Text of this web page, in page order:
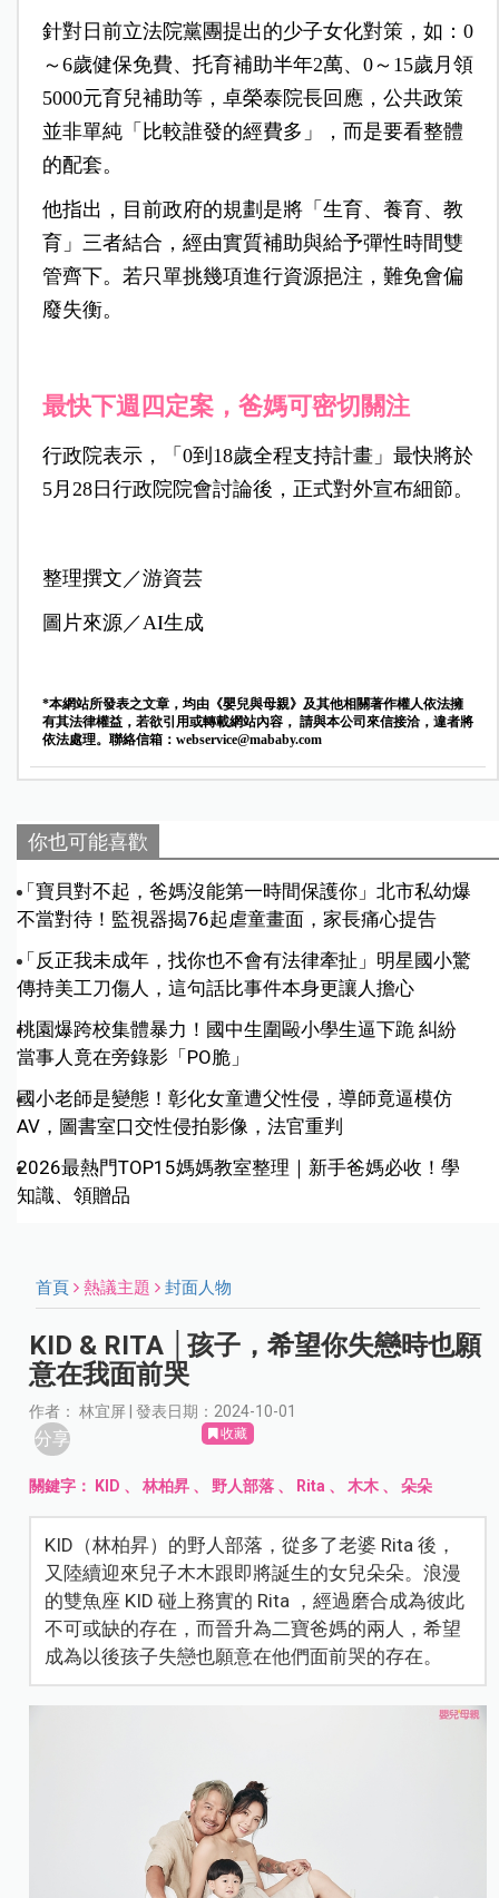
針對日前立法院黨團提出的少子女化對策，如：0
～6歲健保免費、托育補助半年2萬、0～15歲月領
5000元育兒補助等，卓榮泰院長回應，公共政策
並非單純「比較誰發的經費多」，而是要看整體
的配套。
他指出，目前政府的規劃是將「生育、養育、教
育」三者結合，經由實質補助與給予彈性時間雙
管齊下。若只單挑幾項進行資源挹注，難免會偏
廢失衡。
最快下週四定案，爸媽可密切關注
行政院表示，「0到18歲全程支持計畫」最快將於
5月28日行政院院會討論後，正式對外宣布細節。
整理撰文／游資芸
圖片來源／AI生成
*本網站所發表之文章，均由《嬰兒與母親》及其他相關著作權人依法擁
有其法律權益，若欲引用或轉載網站內容， 請與本公司來信接洽，違者將
依法處理。聯絡信箱： webservice@mababy.com
你也可能喜歡
「寶貝對不起，爸媽沒能第一時間保護你」北市私幼爆
不當對待！監視器揭76起虐童畫面，家長痛心提告
「反正我未成年，找你也不會有法律牽扯」明星國小驚
傳持美工刀傷人，這句話比事件本身更讓人擔心
桃園爆跨校集體暴力！國中生圍毆小學生逼下跪 糾紛
當事人竟在旁錄影「PO脆」
國小老師是變態！彰化女童遭父性侵，導師竟逼模仿
AV，圖書室口交性侵拍影像，法官重判
2026最熱門TOP15媽媽教室整理｜新手爸媽必收！學
知識、領贈品
首頁 熱議主題 封面人物
KID & RITA │孩子，希望你失戀時也願
意在我面前哭
作者： 林宜屏 | 發表日期：2024-10-01
分享 收藏
關鍵字： KID 、林柏昇 、 野人部落 、 Rita 、木木 、朵朵
KID（林柏昇）的野人部落，從多了老婆 Rita 後，
又陸續迎來兒子木木跟即將誕生的女兒朵朵。浪漫
的雙魚座 KID 碰上務實的 Rita ，經過磨合成為彼此
不可或缺的存在，而晉升為二寶爸媽的兩人，希望
成為以後孩子失戀也願意在他們面前哭的存在。